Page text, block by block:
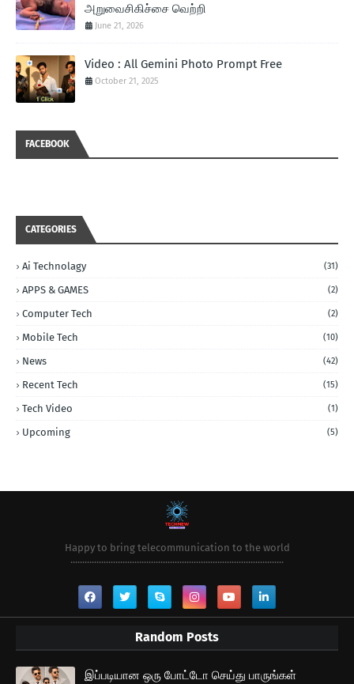
அறுவைசிகிச்சை வெற்றி
June 21, 2026
Video : All Gemini Photo Prompt Free
October 21, 2025
FACEBOOK
CATEGORIES
Ai Technolagy (31)
APPS & GAMES (2)
Computer Tech (2)
Mobile Tech (10)
News (42)
Recent Tech (15)
Tech Video (1)
Upcoming (5)
Happy to bring telecommunication to the world
..........................................................................................
Random Posts
இப்படியான ஒரு போட்டோ செய்து பாருங்கள்